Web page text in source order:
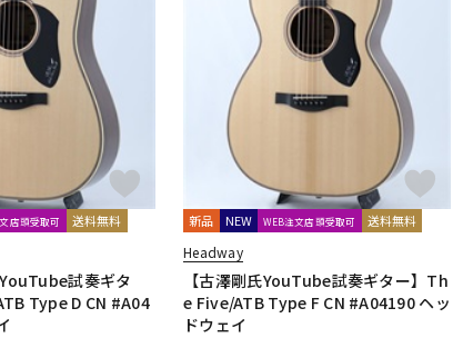
配信/ライブ
機器
楽器アクセサ
リ
店頭受取可 送料無料
試奏ギタ
Type D CN #A04
新品 NEW WEB注文店頭受取可 送料無料
Headway
【古澤剛氏YouTube試奏ギター】Th
e Five/ATB Type F CN #A04190 ヘッ
ドウェイ